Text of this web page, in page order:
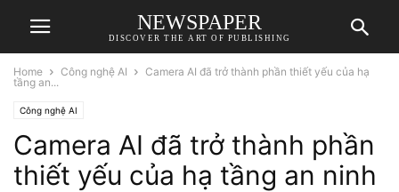
NEWSPAPER
DISCOVER THE ART OF PUBLISHING
Home Công nghệ AI
Camera AI đã trở thành phần thiết yếu của hạ
tầng an...
Công nghệ AI
Camera AI đã trở thành phần
thiết yếu của hạ tầng an ninh